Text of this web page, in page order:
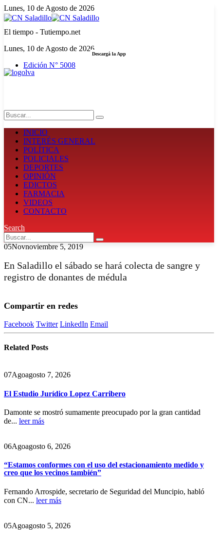
Lunes, 10 de Agosto de 2026
El tiempo - Tutiempo.net
Lunes, 10 de Agosto de 2026
Edición N° 5008
Descargá la App
INICIO
INTERÉS GENERAL
POLÍTICA
POLICIALES
DEPORTES
OPINIÓN
EDICTOS
FARMACIA
VIDEOS
CONTACTO
Search
05Novnoviembre 5, 2019
En Saladillo el sábado se hará colecta de sangre y
registro de donantes de médula
Compartir en redes
Facebook Twitter LinkedIn Email
Related Posts
07Agoagosto 7, 2026
El Estudio Jurídico Lopez Carribero
Damonte se mostró sumamente preocupado por la gran cantidad
de... leer más
06Agoagosto 6, 2026
“Estamos conformes con el uso del estacionamiento medido y
creo que los vecinos también”
Fernando Arrospide, secretario de Seguridad del Muncipio, habló
con CN... leer más
05Agoagosto 5, 2026